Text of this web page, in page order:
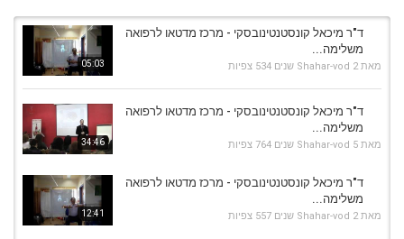
05:03
ד"ר מיכאל קונסטנטינובסקי - מרכז מדטאו לרפואה
משלימה...
מאת Shahar-vod 2 שנים 534 צפיות
34:46
ד"ר מיכאל קונסטנטינובסקי - מרכז מדטאו לרפואה
משלימה...
מאת Shahar-vod 5 שנים 764 צפיות
12:41
ד"ר מיכאל קונסטנטינובסקי - מרכז מדטאו לרפואה
משלימה...
מאת Shahar-vod 2 שנים 557 צפיות